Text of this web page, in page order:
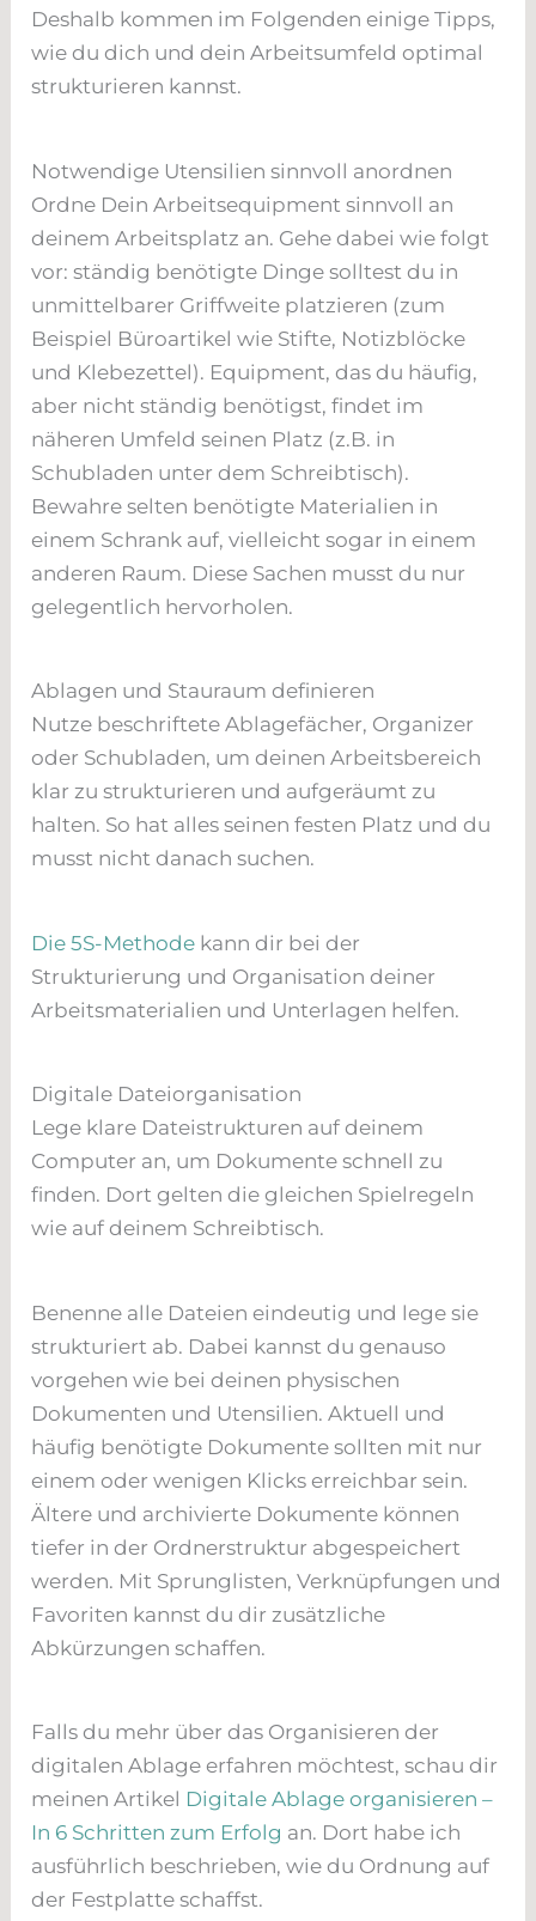
Deshalb kommen im Folgenden einige Tipps,
wie du dich und dein Arbeitsumfeld optimal
strukturieren kannst.
Notwendige Utensilien sinnvoll anordnen
Ordne Dein Arbeitsequipment sinnvoll an
deinem Arbeitsplatz an. Gehe dabei wie folgt
vor: ständig benötigte Dinge solltest du in
unmittelbarer Griffweite platzieren (zum
Beispiel Büroartikel wie Stifte, Notizblöcke
und Klebezettel). Equipment, das du häufig,
aber nicht ständig benötigst, findet im
näheren Umfeld seinen Platz (z.B. in
Schubladen unter dem Schreibtisch).
Bewahre selten benötigte Materialien in
einem Schrank auf, vielleicht sogar in einem
anderen Raum. Diese Sachen musst du nur
gelegentlich hervorholen.
Ablagen und Stauraum definieren
Nutze beschriftete Ablagefächer, Organizer
oder Schubladen, um deinen Arbeitsbereich
klar zu strukturieren und aufgeräumt zu
halten. So hat alles seinen festen Platz und du
musst nicht danach suchen.
Die 5S-Methode kann dir bei der
Strukturierung und Organisation deiner
Arbeitsmaterialien und Unterlagen helfen.
Digitale Dateiorganisation
Lege klare Dateistrukturen auf deinem
Computer an, um Dokumente schnell zu
finden. Dort gelten die gleichen Spielregeln
wie auf deinem Schreibtisch.
Benenne alle Dateien eindeutig und lege sie
strukturiert ab. Dabei kannst du genauso
vorgehen wie bei deinen physischen
Dokumenten und Utensilien. Aktuell und
häufig benötigte Dokumente sollten mit nur
einem oder wenigen Klicks erreichbar sein.
Ältere und archivierte Dokumente können
tiefer in der Ordnerstruktur abgespeichert
werden. Mit Sprunglisten, Verknüpfungen und
Favoriten kannst du dir zusätzliche
Abkürzungen schaffen.
Falls du mehr über das Organisieren der
digitalen Ablage erfahren möchtest, schau dir
meinen Artikel Digitale Ablage organisieren –
In 6 Schritten zum Erfolg an. Dort habe ich
ausführlich beschrieben, wie du Ordnung auf
der Festplatte schaffst.